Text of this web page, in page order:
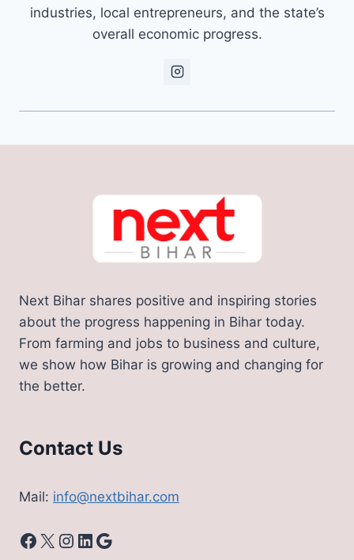
industries, local entrepreneurs, and the state’s
overall economic progress.
Next Bihar shares positive and inspiring stories
about the progress happening in Bihar today.
From farming and jobs to business and culture,
we show how Bihar is growing and changing for
the better.
Contact Us
Mail: info@nextbihar.com
Facebook
X Instagram
LinkedIn
Google